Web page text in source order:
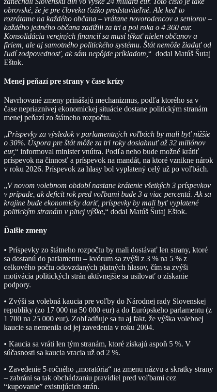
obrovské, že je pre človeka ťažko predstaviteľné. Ale keď to
rozrátame na každého občana – vrátane novorodencov a seniorov –
každého jedného občana zadlžili za tri a pol roka o 4 360 eur.
Konsolidácia verejných financií sa musí týkať nielen občanov a
firiem, ale aj samotného politického systému. Štát nemôže žiadať od
ľudí zodpovednosť, ak sám nepôjde príkladom, “ dodal Matúš Šutaj
Eštok.
Menej peňazí pre strany v čase krízy
Navrhované zmeny prinášajú mechanizmus, podľa ktorého sa v
čase nepriaznivej ekonomickej situácie dostane politickým stranám
menej peňazí zo štátneho rozpočtu.
„Príspevky za výsledok v parlamentných voľbách by mali byť nižšie
o 30%. Úspora pre štát môže za tri roky dosiahnuť až 32 miliónov
eur,“ informoval minister vnútra. Podľa neho bude možné krátiť
príspevok na činnosť a príspevok na mandát, na ktoré vznikne nárok
v roku 2026. Príspevok za hlasy bol vyplatený celý už po voľbách.
„V novom volebnom období nastane krátenie všetkých 3 príspevkov
v prípade, ak deficit rok pred voľbami bude 3 a viac percentá. Ak sa
krajine bude ekonomicky dariť, príspevky by mali byť vyplatené
politickým stranám v plnej výške,“ dodal Matúš Šutaj Eštok.
Ďalšie zmeny
• Príspevky zo štátneho rozpočtu by mali dostávať len strany, ktoré
sa dostanú do parlamentu – kvórum sa zvýši z 3 % na 5 % z
celkového počtu odovzdaných platných hlasov, čím sa zvýši
motivácia politických strán aktívnejšie sa usilovať o získanie
podpory.
• Zvýši sa volebná kaucia pre voľby do Národnej rady Slovenskej
republiky (zo 17 000 na 50 000 eur) a do Európskeho parlamentu (z
1 700 na 25 000 eur). Zohľadňuje sa tu aj fakt, že výška volebnej
kaucie sa nemenila od jej zavedenia v roku 2004.
• Kaucia sa vráti len tým stranám, ktoré získajú aspoň 5 %. V
súčasnosti sa kaucia vracia už od 2 %.
• Zavedenie 5-ročného „moratória“ na zmenu názvu a skratky strany
– zabráni sa tak obchádzaniu pravidiel pred voľbami cez
“kupovanie” existujúcich strán.